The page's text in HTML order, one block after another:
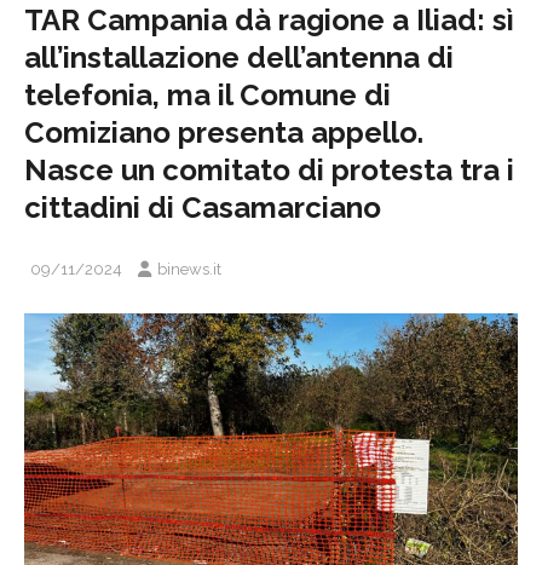
TAR Campania dà ragione a Iliad: sì
all’installazione dell’antenna di
telefonia, ma il Comune di
Comiziano presenta appello.
Nasce un comitato di protesta tra i
cittadini di Casamarciano
09/11/2024 binews.it